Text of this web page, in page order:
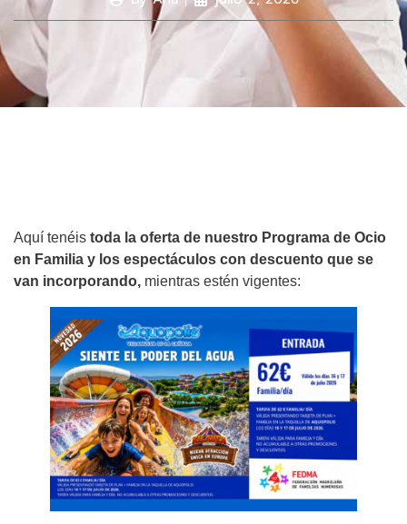
Aquí tenéis toda la oferta de nuestro Programa de Ocio
en Familia y los espectáculos con descuento que se
van incorporando, mientras estén vigentes: